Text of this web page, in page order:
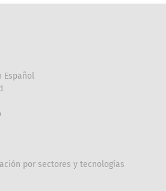
Español
por sectores y tecnologías